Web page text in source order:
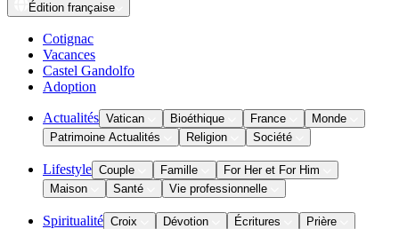
Édition française
Cotignac
Vacances
Castel Gandolfo
Adoption
Actualités Vatican Bioéthique France
Monde
Patrimoine Actualités
Religion Société
Lifestyle Couple Famille
For Her et For Him
Maison
Santé Vie professionnelle
Spiritualité Croix Dévotion Écritures
Prière